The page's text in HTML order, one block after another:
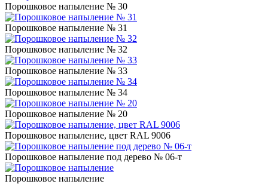
Порошковое напыление № 30
Порошковое напыление № 31
Порошковое напыление № 32
Порошковое напыление № 33
Порошковое напыление № 34
Порошковое напыление № 20
Порошковое напыление, цвет RAL 9006
Порошковое напыление под дерево № 06-т
Порошковое напыление